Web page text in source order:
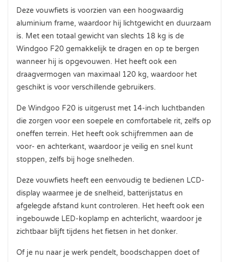
Deze vouwfiets is voorzien van een hoogwaardig
aluminium frame, waardoor hij lichtgewicht en duurzaam
is. Met een totaal gewicht van slechts 18 kg is de
Windgoo F20 gemakkelijk te dragen en op te bergen
wanneer hij is opgevouwen. Het heeft ook een
draagvermogen van maximaal 120 kg, waardoor het
geschikt is voor verschillende gebruikers.
De Windgoo F20 is uitgerust met 14-inch luchtbanden
die zorgen voor een soepele en comfortabele rit, zelfs op
oneffen terrein. Het heeft ook schijfremmen aan de
voor- en achterkant, waardoor je veilig en snel kunt
stoppen, zelfs bij hoge snelheden.
Deze vouwfiets heeft een eenvoudig te bedienen LCD-
display waarmee je de snelheid, batterijstatus en
afgelegde afstand kunt controleren. Het heeft ook een
ingebouwde LED-koplamp en achterlicht, waardoor je
zichtbaar blijft tijdens het fietsen in het donker.
Of je nu naar je werk pendelt, boodschappen doet of